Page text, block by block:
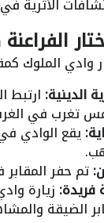
الأثرية
وادي الملوك
الدينية: ارتبط
تغرب في
يقع الوادي
تم حفر
فريدة: زيارة
الضيقة